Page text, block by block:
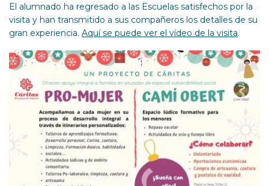
El alumnado ha regresado a las Escuelas satisfechos por la
visita y han transmitido a sus compañeros los detalles de su
gran experiencia. Aquí se puede ver el vídeo de la visita.